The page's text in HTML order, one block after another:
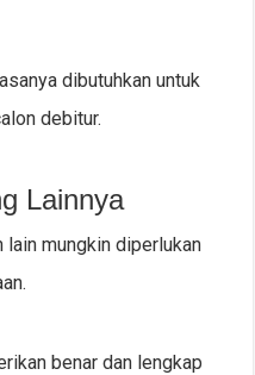
dibutuhkan untuk
debitur.
Lainnya
lain mungkin diperlukan
benar dan lengkap